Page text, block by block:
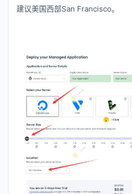
建议美国西部San Francisco。